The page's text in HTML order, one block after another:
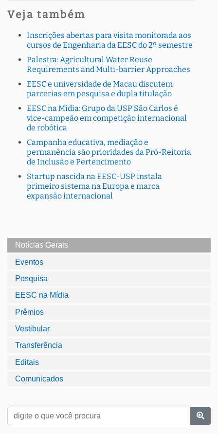
Veja também
Inscrições abertas para visita monitorada aos
cursos de Engenharia da EESC do 2º semestre
Palestra: Agricultural Water Reuse
Requirements and Multi-barrier Approaches
EESC e universidade de Macau discutem
parcerias em pesquisa e dupla titulação
EESC na Mídia: Grupo da USP São Carlos é
vice-campeão em competição internacional
de robótica
Campanha educativa, mediação e
permanência são prioridades da Pró-Reitoria
de Inclusão e Pertencimento
Startup nascida na EESC-USP instala
primeiro sistema na Europa e marca
expansão internacional
Notícias Gerais
Eventos
Pesquisa
EESC na Mídia
Prêmios
Vestibular
Transferência
Editais
Comunicados